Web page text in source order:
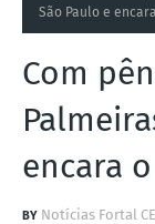
São Paulo e
Com
encara
Notícias Fortal CE